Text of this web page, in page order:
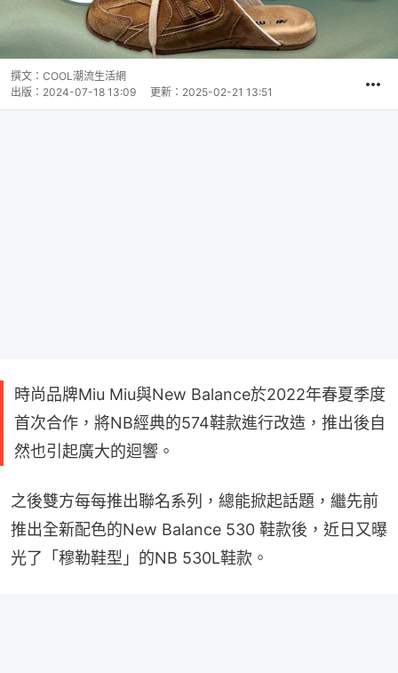
撰文： COOL潮流生活網
出版： 2024-07-18 13:09 更新： 2025-02-21 13:51
時尚品牌Miu Miu與New Balance於2022年春夏季度
首次合作，將NB經典的574鞋款進行改造，推出後自
然也引起廣大的迴響。
之後雙方每每推出聯名系列，總能掀起話題，繼先前
推出全新配色的New Balance 530 鞋款後，近日又曝
光了「穆勒鞋型」的NB 530L鞋款。